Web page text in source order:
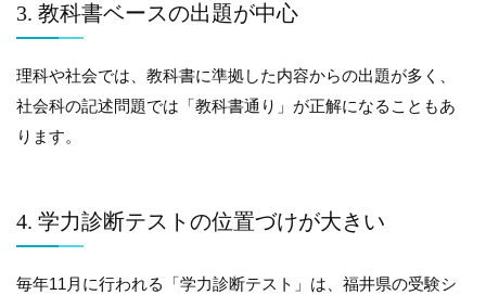
3. 教科書ベースの出題が中心
理科や社会では、教科書に準拠した内容からの出題が多く、
社会科の記述問題では「教科書通り」が正解になることもあ
ります。
4. 学力診断テストの位置づけが大きい
毎年11月に行われる「学力診断テスト」は、福井県の受験シ